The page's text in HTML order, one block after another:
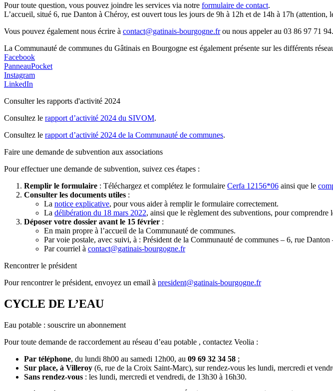
Pour toute question, vous pouvez joindre les services via notre formulaire de contact.
L’accueil, situé 6, rue Danton à Chéroy, est ouvert tous les jours de 9h à 12h et de 14h à 17h (attention,
Vous pouvez également nous écrire à contact@gatinais-bourgogne.frou nous appeler au 03 86 97 71 94.
La Communauté de communes du Gâtinais en Bourgogne est également présente sur les différents
Facebook
PanneauPocket
Instagram
LinkedIn
Consulter les rapports d'activité 2024
Consultez le rapport d’activité 2024 du SIVOM.
Consultez le rapport d’activité 2024 de la Communauté de communes.
Faire une demande de subvention aux associations
Pour effectuer une demande de subvention, suivez ces étapes :
Remplir le formulaire : Téléchargez et complétez le formulaire Cerfa 12156*06 ainsi que le
Consulter les documents utiles :
La notice explicative, pour vous aider à remplir le formulaire correctement.
La délibération du 18 mars 2022, ainsi que le règlement des subventions, pour comprendre
Déposer votre dossier avant le 15 février :
En main propre à l’accueil de la Communauté de communes.
Par voie postale, avec suivi, à : Président de la Communauté de communes – 6, rue
Par courriel à contact@gatinais-bourgogne.fr
Rencontrer le président
Pour rencontrer le président, envoyez un email à president@gatinais-bourgogne.fr
CYCLE DE L’EAU
Eau potable : souscrire un abonnement
Pour toute demande de raccordement au réseau d’eau potable , contactez Veolia :
Par téléphone, du lundi 8h00 au samedi 12h00, au 09 69 32 34 58 ;
Sur place, à Villeroy (6, rue de la Croix Saint-Marc), sur rendez-vous les lundi, mercredi et
Sans rendez-vous : les lundi, mercredi et vendredi, de 13h30 à 16h30.